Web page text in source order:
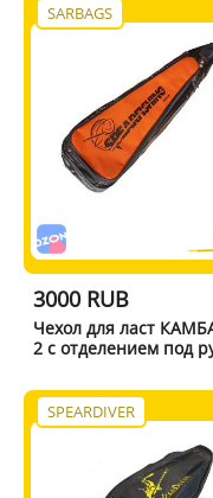
SARBAGS
3000 RUB
Чехол для ласт
2 с отделением под
SPEARDIVER